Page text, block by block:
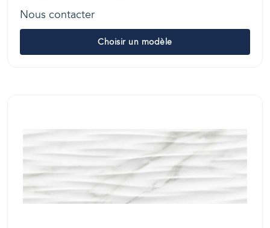
Nous contacter
Choisir un modèle